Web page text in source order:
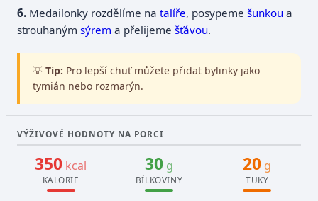
Medailonky rozdělíme natalíře, posypemešunkou a
strouhanýmsýrem a přelijemešťávou.
💡 Tip: Pro lepší chuť můžete přidat bylinky jako
tymián nebo rozmarýn.
VÝŽIVOVÉ HODNOTY NA PORCI
350 kcal
KALORIE
30g
BÍLKOVINY
20 g
TUKY